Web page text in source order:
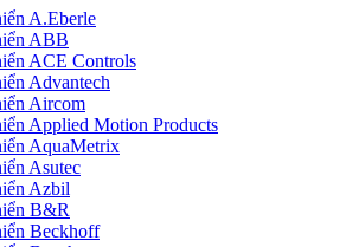
A.Eberle
ABB
ACE Controls
Advantech
Aircom
Applied Motion Products
AquaMetrix
Asutec
Azbil
B&R
Beckhoff